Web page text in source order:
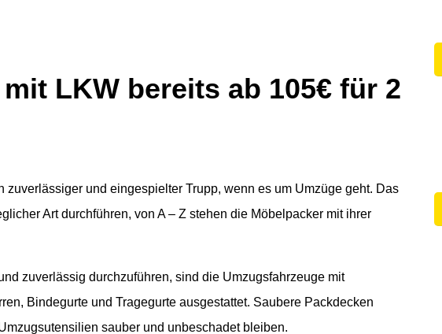
LKW bereits ab 105€ für 2
zuverlässiger und eingespielter Trupp, wenn es um Umzüge geht. Das
Art durchführen, von A – Z stehen die Möbelpacker mit ihrer
zuverlässig durchzuführen, sind die Umzugsfahrzeuge mit
Bindegurte und Tragegurte ausgestattet. Saubere Packdecken
sauber und unbeschadet bleiben.